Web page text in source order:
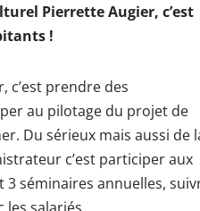
Pierrette Augier, c’est
!
c’est prendre des
au pilotage du projet de
Du sérieux mais aussi de
c’est participer aux
3 séminaires annuelles,